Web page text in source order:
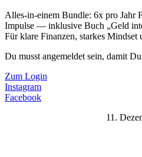
Alles-in-einem Bundle: 6x pro Jahr
Impulse — inklusive Buch „Geld
Für klare Finanzen, starkes Mindset
Du musst angemeldet sein, damit
Zum Login
Instagram
Facebook
11.